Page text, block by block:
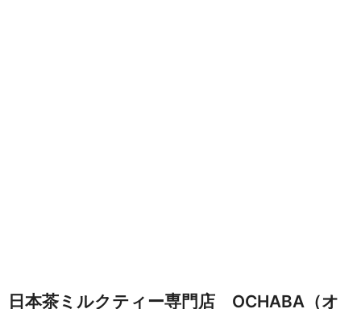
日本茶ミルクティー専門店 OCHABA（オ